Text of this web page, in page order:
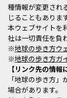
種情報が変更され
じることもあります
本ウェブサイトを
社は一切責任を負
※地球の歩き方ウ
※地球の歩き方ガ
リンク先の情報
「地球の歩き方
場合があります。